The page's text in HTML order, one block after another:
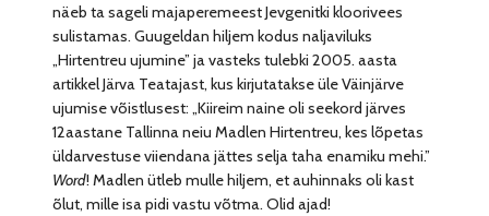
näeb ta sageli majaperemeest Jevgenitki kloorivees
sulistamas. Guugeldan hiljem kodus naljaviluks
„Hirtentreu ujumine” ja vasteks tulebki 2005. aasta
artikkel Järva Teatajast, kus kirjutatakse üle Väinjärve
ujumise võistlusest: „Kiireim naine oli seekord järves
12aastane Tallinna neiu Madlen Hirtentreu, kes lõpetas
üldarvestuse viiendana jättes selja taha enamiku mehi.”
Word! Madlen ütleb mulle hiljem, et auhinnaks oli kast
õlut, mille isa pidi vastu võtma. Olid ajad!